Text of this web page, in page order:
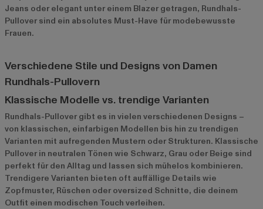
Jeans oder elegant unter einem Blazer getragen, Rundhals-
Pullover sind ein absolutes Must-Have für modebewusste
Frauen.
Verschiedene Stile und Designs von Damen
Rundhals-Pullovern
Klassische Modelle vs. trendige Varianten
Rundhals-Pullover gibt es in vielen verschiedenen Designs –
von klassischen, einfarbigen Modellen bis hin zu trendigen
Varianten mit aufregenden Mustern oder Strukturen. Klassische
Pullover in neutralen Tönen wie Schwarz, Grau oder Beige sind
perfekt für den Alltag und lassen sich mühelos kombinieren.
Trendigere Varianten bieten oft auffällige Details wie
Zopfmuster, Rüschen oder oversized Schnitte, die deinem
Outfit einen modischen Touch verleihen.